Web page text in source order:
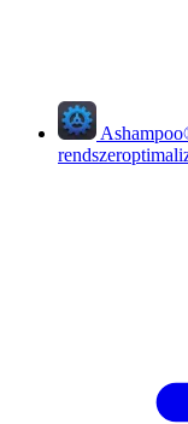
Ashampoo